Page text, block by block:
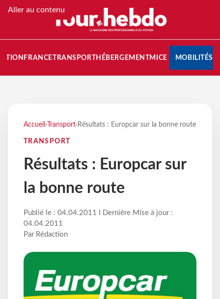
Aller au contenu
FRANCETRANSPORT HÉBERGEMENTMICE MOBILITÉS
Accueil › Transport› Résultats : Europcar sur la bonne route
TRANSPORT
Résultats : Europcar sur
la bonne route
Publié le : 04.04.2011 I Dernière Mise à jour :
04.04.2011
Par Rédaction